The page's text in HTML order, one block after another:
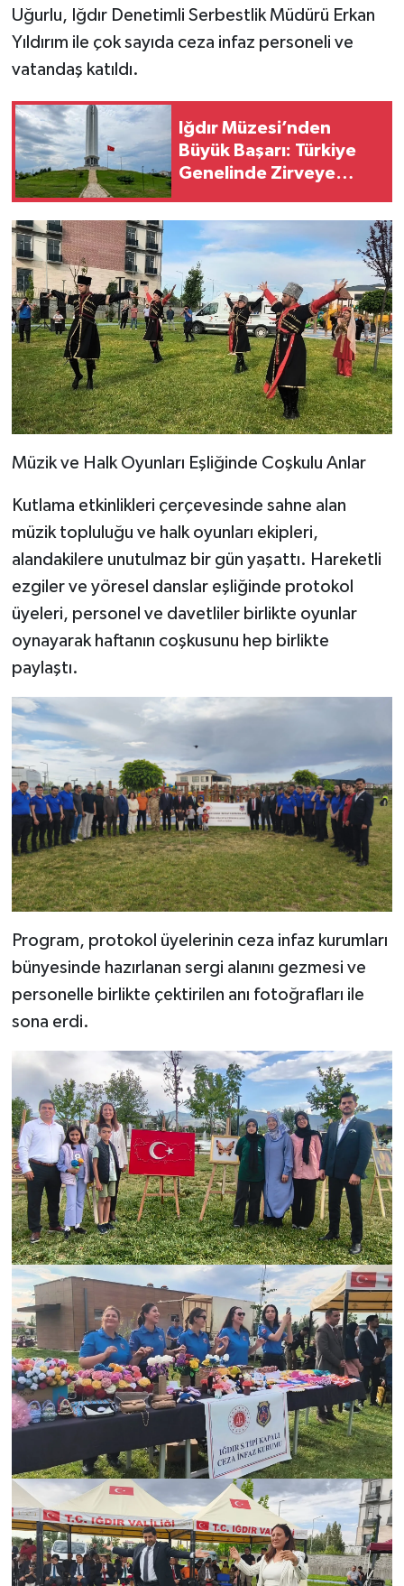
Uğurlu, Iğdır Denetimli Serbestlik Müdürü Erkan
Yıldırım ile çok sayıda ceza infaz personeli ve
vatandaş katıldı.
Iğdır Müzesi’nden
Büyük Başarı: Türkiye
Genelinde Zirveye
Müzik ve Halk Oyunları Eşliğinde Coşkulu Anlar
Kutlama etkinlikleri çerçevesinde sahne alan
müzik topluluğu ve halk oyunları ekipleri,
alandakilere unutulmaz bir gün yaşattı. Hareketli
ezgiler ve yöresel danslar eşliğinde protokol
üyeleri, personel ve davetliler birlikte oyunlar
oynayarak haftanın coşkusunu hep birlikte
paylaştı.
Program, protokol üyelerinin ceza infaz kurumları
bünyesinde hazırlanan sergi alanını gezmesi ve
personelle birlikte çektirilen anı fotoğrafları ile
sona erdi.